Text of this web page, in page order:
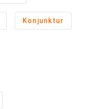
Konjunktur